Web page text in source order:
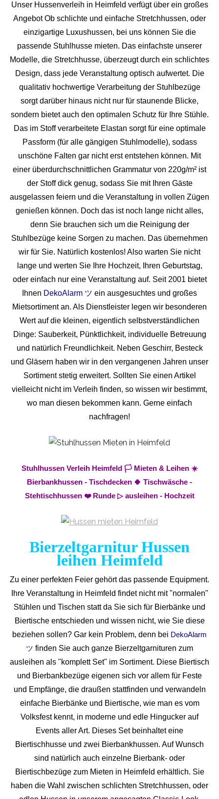
Unser Hussenverleih in Heimfeld verfügt über ein großes
Angebot Ob schlichte und einfache Stretchhussen, oder
einzigartige Luxushussen, bei uns können Sie die
passende Stuhlhusse mieten. Das einfachste unserer
Modelle, die Stretchhusse, überzeugt durch ein schlichtes
Design, dass jede Veranstaltung optisch aufwertet. Die
qualitativ hochwertige Verarbeitung der Stuhlbezüge
sorgt darüber hinaus nicht nur für staunende Blicke,
sondern bietet auch den optimalen Schutz für Ihre Stühle.
Das im Stoff verarbeitete Elastan sorgt für eine optimale
Passform (für alle gängigen Stuhlmodelle), sodass
unschöne Falten gar nicht erst entstehen können. Mit
einer überdurchschnittlichen Grammatur von 220g/m² ist
der Stoff dick genug, sodass Sie mit Ihren Gäste
ausgelassen feiern und die Veranstaltung in vollen Zügen
genießen können. Doch das ist noch lange nicht alles,
denn Sie brauchen sich um die Reinigung der
Stuhlbezüge keine Sorgen zu machen. Das übernehmen
wir für Sie. Natürlich kostenlos! Also warten Sie nicht
lange und werten Sie Ihre Hochzeit, Ihren Geburtstag,
oder einfach nur eine Veranstaltung auf. Seit 2001 bietet
Ihnen DekoAlarm ツ ein ausgesuchtes und großes
Mietsortiment an. Als Dienstleister legen wir besonderen
Wert auf die kleinen, eigentlich selbstverständlichen
Dinge: Sauberkeit, Pünktlichkeit, individuelle Betreuung
und natürlich Freundlichkeit. Neben Geschirr, Besteck
und Gläsern haben wir in den vergangenen Jahren unser
Sortiment stetig erweitert. Sollten Sie einen Artikel
vielleicht nicht im Verleih finden, so wissen wir bestimmt,
wo man diesen bekommen kann. Gerne einfach
nachfragen!
Stuhlhussen Verleih Heimfeld 🏳️ Mieten & Leihen ☀️
Bierbankhussen - Tischdecken 🍀 Tischwäsche -
Stehtischhussen ❤️ Runde ▷ ausleihen - Hochzeit
Bierzeltgarnitur Hussen
leihen Heimfeld
Zu einer perfekten Feier gehört das passende Equipment.
Ihre Veranstaltung in Heimfeld findet nicht mit "normalen"
Stühlen und Tischen statt da Sie sich für Bierbänke und
Biertische entschieden und wissen nicht, wie Sie diese
beziehen sollen? Gar kein Problem, denn bei DekoAlarm
ツ finden Sie auch ganze Bierzeltgarnituren zum
ausleihen als "komplett Set" im Sortiment. Diese Biertisch
und Bierbankbezüge eigenen sich vor allem für Feste
und Empfänge, die draußen stattfinden und verwandeln
einfache Bierbänke und Biertische, wie man es vom
Volksfest kennt, in moderne und edle Hingucker auf
Events aller Art. Dieses Set beinhaltet eine
Biertischhusse und zwei Bierbankhussen. Auf Wunsch
sind natürlich auch einzelne Bierbank- oder
Biertischbezüge zum Mieten in Heimfeld erhältlich. Sie
haben die Wahl zwischen schlichten Stretchhussen, oder